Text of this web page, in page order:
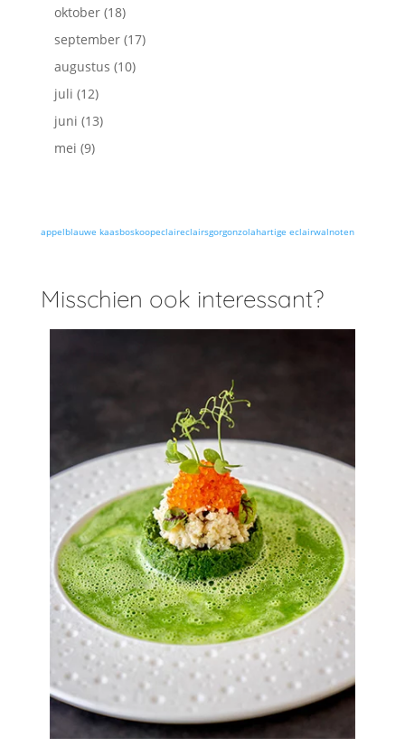
oktober(18)
september(17)
augustus (10)
juli (12)
juni (13)
mei (9)
appelblauwe kaasboskoopeclaireclairsgorgonzolahartige eclairwalnoten
Misschien ook interessant?